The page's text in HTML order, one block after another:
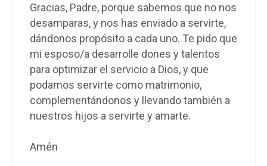
Gracias, Padre, porque sabemos que no nos
desamparas, y nos has enviado a servirte,
dándonos propósito a cada uno. Te pido que
mi esposo/a desarrolle dones y talentos
para optimizar el servicio a Dios, y que
podamos servirte como matrimonio,
complementándonos y llevando también a
nuestros hijos a servirte y amarte.
Amén